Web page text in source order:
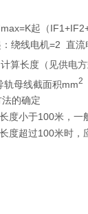
起（
=2 直流电机
见供电方式
截面积mm2
的确定
度小于100米，一
度超过100米时，